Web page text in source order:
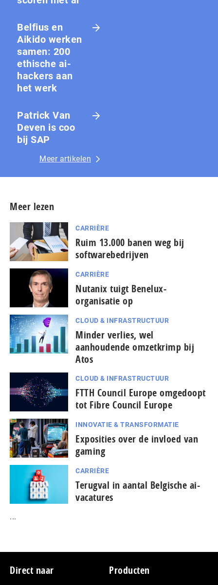
Belfius en
Aikido werken
samen: 200
ethische ai-
hackers aan
het werk
Patrick Van
Deven is coo
bij SAP
Meer artikelen
Meer lezen
CARRIÈRE
Ruim 13.000 banen weg bij
softwarebedrijven
CARRIÈRE
Nutanix tuigt Benelux-
organisatie op
CLOUD & INFRASTRUCTUUR
Minder verlies, wel
aanhoudende omzetkrimp bij
Atos
CLOUD & INFRASTRUCTUUR
FTTH Council Europe omgedoopt
tot Fibre Council Europe
INNOVATIE & TRANSFORMATIE
Exposities over de invloed van
gaming
CARRIÈRE
Terugval in aantal Belgische ai-
vacatures
...
Footer
Direct naar Producten